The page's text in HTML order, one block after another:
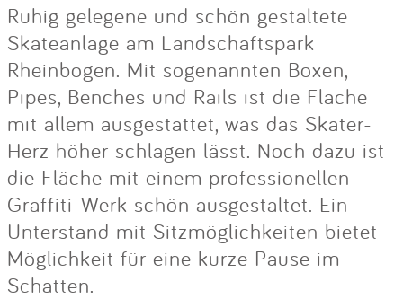
Ruhig gelegene und schön gestaltete
Skateanlage am Landschaftspark
Rheinbogen. Mit sogenannten Boxen,
Pipes, Benches und Rails ist die Fläche
mit allem ausgestattet, was das Skater-
Herz höher schlagen lässt. Noch dazu ist
die Fläche mit einem professionellen
Graffiti-Werk schön ausgestaltet. Ein
Unterstand mit Sitzmöglichkeiten bietet
Möglichkeit für eine kurze Pause im
Schatten.